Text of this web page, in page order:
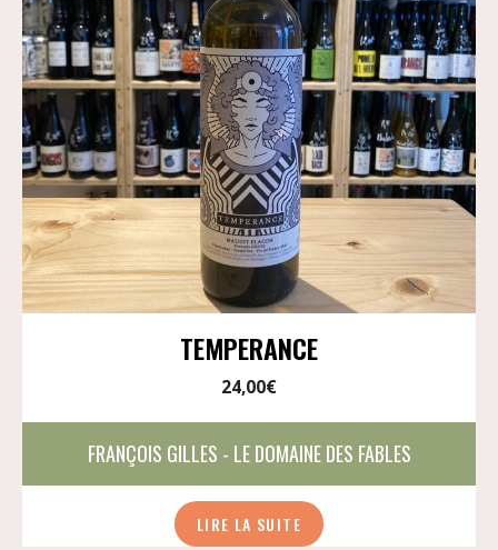
TEMPERANCE
24,00€
FRANÇOIS GILLES - LE DOMAINE DES FABLES
LIRE LA SUITE